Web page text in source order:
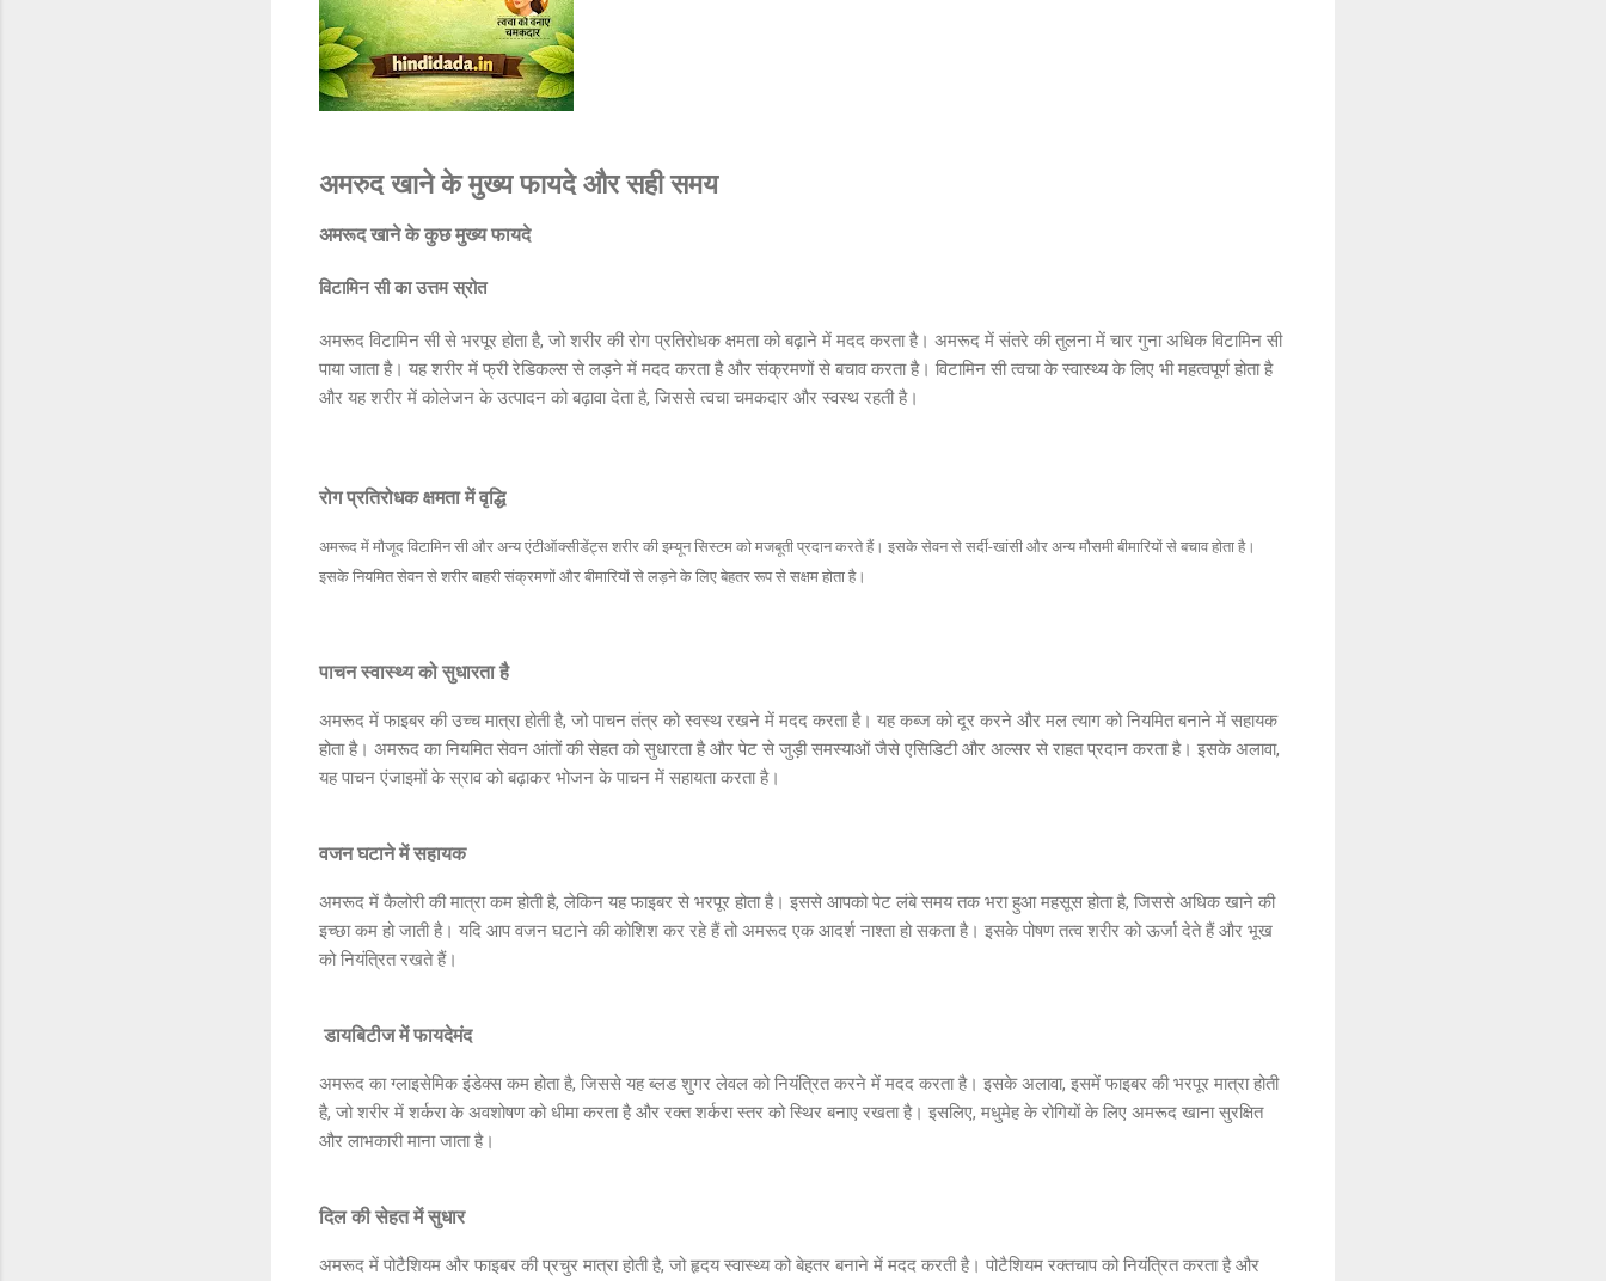
अमरुद खाने के मुख्य फायदे और सही समय
अमरूद खाने के कुछ मुख्य फायदे
विटामिन सी का उत्तम स्रोत
अमरूद विटामिन सी से भरपूर होता है, जो शरीर की रोग प्रतिरोधक क्षमता को बढ़ाने में मदद करता है। अमरूद में संतरे की तुलना में चार गुना अधिक विटामिन सी
पाया जाता है। यह शरीर में फ्री रेडिकल्स से लड़ने में मदद करता है और संक्रमणों से बचाव करता है। विटामिन सी त्वचा के स्वास्थ्य के लिए भी महत्वपूर्ण होता है
और यह शरीर में कोलेजन के उत्पादन को बढ़ावा देता है, जिससे त्वचा चमकदार और स्वस्थ रहती है।
रोग प्रतिरोधक क्षमता में वृद्धि
अमरूद में मौजूद विटामिन सी और अन्य एंटीऑक्सीडेंट्स शरीर की इम्यून सिस्टम को मजबूती प्रदान करते हैं। इसके सेवन से सर्दी-खांसी और अन्य मौसमी बीमारियों से बचाव होता है।
इसके नियमित सेवन से शरीर बाहरी संक्रमणों और बीमारियों से लड़ने के लिए बेहतर रूप से सक्षम होता है।
पाचन स्वास्थ्य को सुधारता है
अमरूद में फाइबर की उच्च मात्रा होती है, जो पाचन तंत्र को स्वस्थ रखने में मदद करता है। यह कब्ज को दूर करने और मल त्याग को नियमित बनाने में सहायक
होता है। अमरूद का नियमित सेवन आंतों की सेहत को सुधारता है और पेट से जुड़ी समस्याओं जैसे एसिडिटी और अल्सर से राहत प्रदान करता है। इसके अलावा,
यह पाचन एंजाइमों के स्राव को बढ़ाकर भोजन के पाचन में सहायता करता है।
वजन घटाने में सहायक
अमरूद में कैलोरी की मात्रा कम होती है, लेकिन यह फाइबर से भरपूर होता है। इससे आपको पेट लंबे समय तक भरा हुआ महसूस होता है, जिससे अधिक खाने की
इच्छा कम हो जाती है। यदि आप वजन घटाने की कोशिश कर रहे हैं तो अमरूद एक आदर्श नाश्ता हो सकता है। इसके पोषण तत्व शरीर को ऊर्जा देते हैं और भूख
को नियंत्रित रखते हैं।
डायबिटीज में फायदेमंद
अमरूद का ग्लाइसेमिक इंडेक्स कम होता है, जिससे यह ब्लड शुगर लेवल को नियंत्रित करने में मदद करता है। इसके अलावा, इसमें फाइबर की भरपूर मात्रा होती
है, जो शरीर में शर्करा के अवशोषण को धीमा करता है और रक्त शर्करा स्तर को स्थिर बनाए रखता है। इसलिए, मधुमेह के रोगियों के लिए अमरूद खाना सुरक्षित
और लाभकारी माना जाता है।
दिल की सेहत में सुधार
अमरूद में पोटैशियम और फाइबर की प्रचुर मात्रा होती है, जो हृदय स्वास्थ्य को बेहतर बनाने में मदद करती है। पोटैशियम रक्तचाप को नियंत्रित करता है और